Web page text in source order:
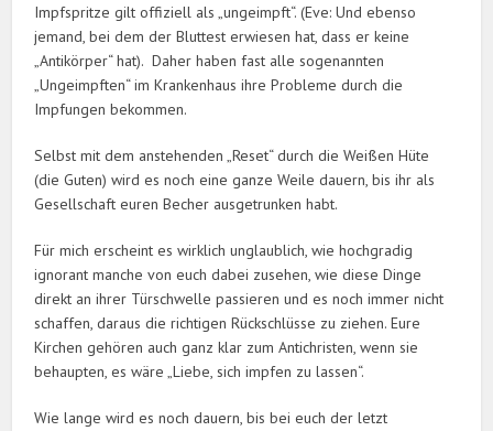
Impfspritze gilt offiziell als „ungeimpft“. (Eve: Und ebenso
jemand, bei dem der Bluttest erwiesen hat, dass er keine
„Antikörper“ hat). Daher haben fast alle sogenannten
„Ungeimpften“ im Krankenhaus ihre Probleme durch die
Impfungen bekommen.
Selbst mit dem anstehenden „Reset“ durch die Weißen Hüte
(die Guten) wird es noch eine ganze Weile dauern, bis ihr als
Gesellschaft euren Becher ausgetrunken habt.
Für mich erscheint es wirklich unglaublich, wie hochgradig
ignorant manche von euch dabei zusehen, wie diese Dinge
direkt an ihrer Türschwelle passieren und es noch immer nicht
schaffen, daraus die richtigen Rückschlüsse zu ziehen. Eure
Kirchen gehören auch ganz klar zum Antichristen, wenn sie
behaupten, es wäre „Liebe, sich impfen zu lassen“.
Wie lange wird es noch dauern, bis bei euch der letzt